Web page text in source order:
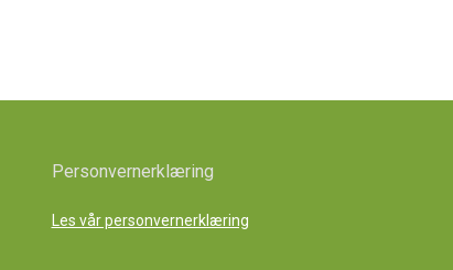
Personvernerklæring
Les vår personvernerklæring